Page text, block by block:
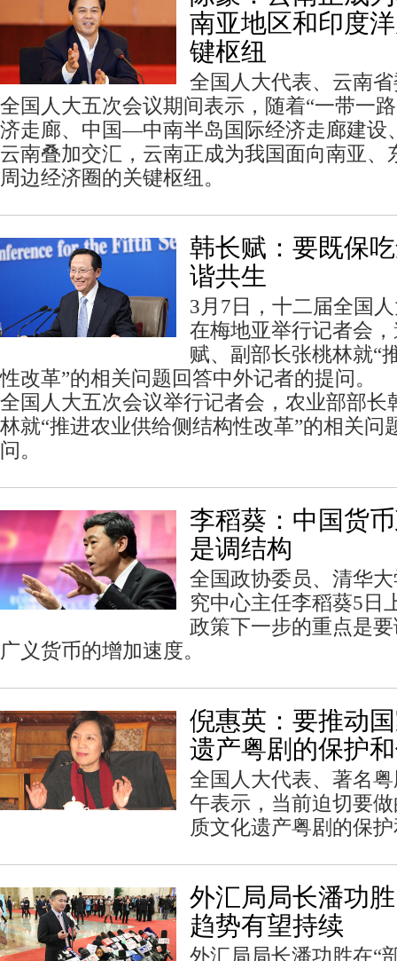
南亚地区和印度
键枢纽
全国人大代表、云南
全国人大五次会议期间表示，随着“一带一
济走廊、中国—中南半岛国际经济走廊建设
云南叠加交汇，云南正成为我国面向南亚、
周边经济圈的关键枢纽。
韩长赋：要既保
谐共生
3月7日，十二届全国
在梅地亚举行记者会
赋、副部长张桃林就“
性改革”的相关问题回答中外记者的提问
全国人大五次会议举行记者会，农业部部长
林就“推进农业供给侧结构性改革”的相关问
问。
李稻葵：中国货
是调结构
全国政协委员、清华
究中心主任李稻葵5日
政策下一步的重点是
广义货币的增加速度。
倪惠英：要推动
遗产粤剧的保护
全国人大代表、著名
午表示，当前迫切要
质文化遗产粤剧的保
外汇局局长潘功
趋势有望持续
外汇局局长潘功胜在“